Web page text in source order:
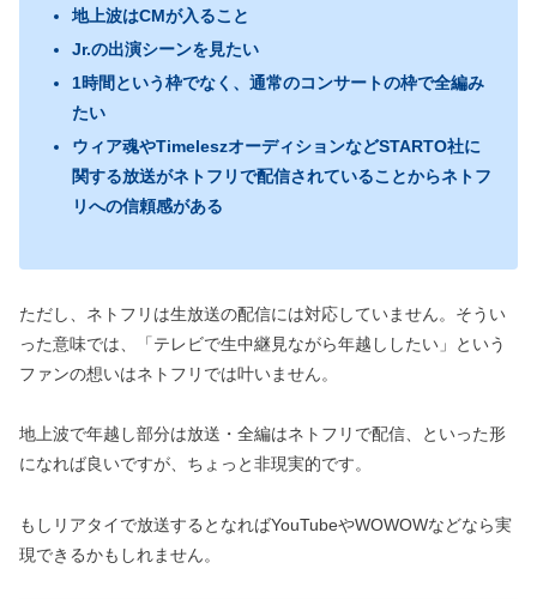
地上波はCMが入ること
Jr.の出演シーンを見たい
1時間という枠でなく、通常のコンサートの枠で全編み
たい
ウィア魂やTimeleszオーディションなどSTARTO社に
関する放送がネトフリで配信されていることからネトフ
リへの信頼感がある
ただし、ネトフリは生放送の配信には対応していません。そうい
った意味では、「テレビで生中継見ながら年越ししたい」という
ファンの想いはネトフリでは叶いません。
地上波で年越し部分は放送・全編はネトフリで配信、といった形
になれば良いですが、ちょっと非現実的です。
もしリアタイで放送するとなればYouTubeやWOWOWなどなら実
現できるかもしれません。